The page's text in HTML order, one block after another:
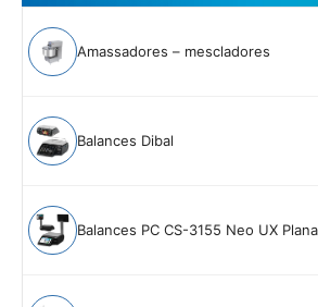
Amassadores – mescladores
Balances Dibal
Balances PC CS-3155 Neo UX